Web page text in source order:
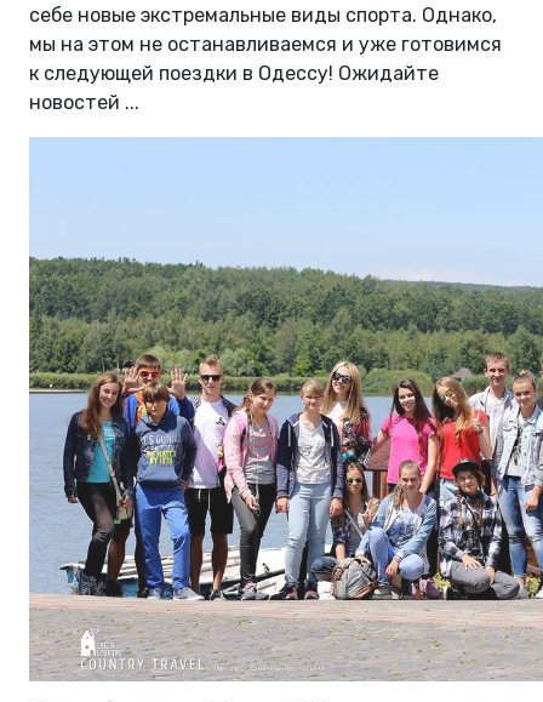
себе новые экстремальные виды спорта. Однако,
мы на этом не останавливаемся и уже готовимся
к следующей поездки в Одессу! Ожидайте
новостей ...